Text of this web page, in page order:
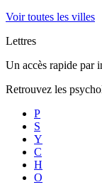
Voir toutes les villes
Lettres
Un accès rapide par
Retrouvez les
P
S
Y
C
H
O